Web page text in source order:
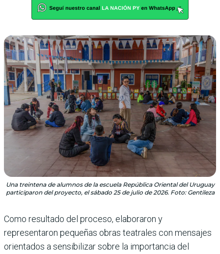
Una treintena de alumnos de la escuela República Oriental del Uruguay
participaron del proyecto, el sábado 25 de julio de 2026. Foto: Gentileza
Como resultado del proceso, elaboraron y
representaron pequeñas obras teatrales con mensajes
orientados a sensibilizar sobre la importancia del